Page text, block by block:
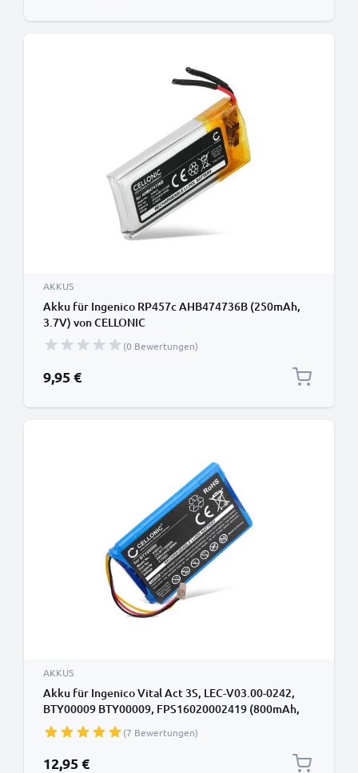
AKKUS
Akku für Ingenico RP457c AHB474736B (250mAh,
3.7V) von CELLONIC
(0 Bewertungen)
9,95 €
AKKUS
Akku für Ingenico Vital Act 3S, LEC-V03.00-0242,
BTY00009 BTY00009, FPS16020002419 (800mAh,
3.7V) von CELLONIC(7 Bewertungen)
12,95 €